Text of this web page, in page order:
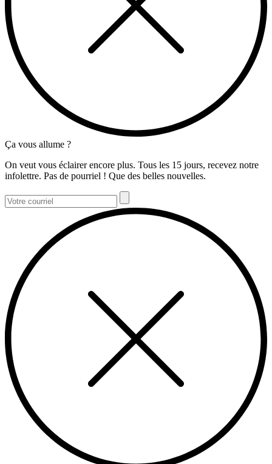
Ça vous allume ?
On veut vous éclairer encore plus. Tous les 15 jours, recevez notre
infolettre. Pas de pourriel ! Que des belles nouvelles.